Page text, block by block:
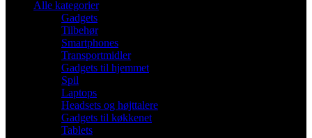
Alle kategorier
Gadgets
Tilbehør
Smartphones
Transportmidler
Gadgets til hjemmet
Spil
Laptops
Headsets og højttalere
Gadgets til køkkenet
Tablets